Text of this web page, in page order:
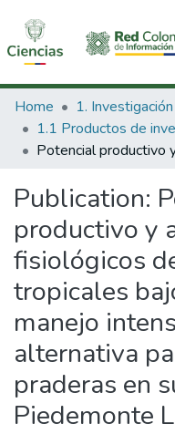
Communities &
All of DSpace
Home
Publication:
productivo y
fisiológicos
tropicales
manejo
alternativa
praderas en
Piedemonte